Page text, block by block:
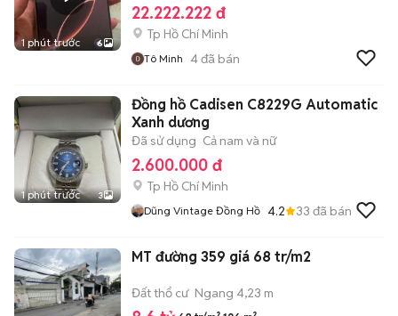
1 phút trước 6
22.222.222 đ
Tp Hồ Chí Minh
Tô Minh 4đã bán
1 phút trước 3
Đồng hồ Cadisen C8229G Automatic
Xanh dương
Đã sử dụng Cả nam và nữ
2.600.000 đ
Tp Hồ Chí Minh
Dũng Vintage Đồng Hồ 4.2 33 đã bán
MT đường 359 giá 68 tr/m2
Đất thổ cư Ngang 4,23 m